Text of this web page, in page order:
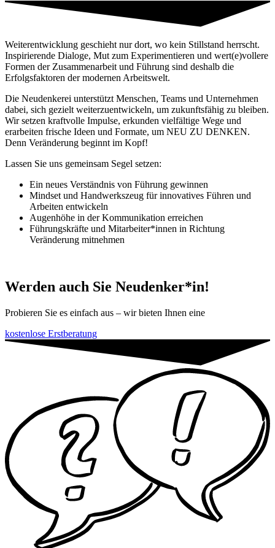
Weiterentwicklung geschieht nur dort, wo kein Stillstand herrscht.
Inspirierende Dialoge, Mut zum Experimentieren und wert(e)vollere
Formen der Zusammenarbeit und Führung sind deshalb die
Erfolgsfaktoren der modernen Arbeitswelt.
Die Neudenkerei unterstützt Menschen, Teams und Unternehmen
dabei, sich gezielt weiterzuentwickeln, um zukunftsfähig zu bleiben.
Wir setzen kraftvolle Impulse, erkunden vielfältige Wege und
erarbeiten frische Ideen und Formate, um NEU ZU DENKEN.
Denn Veränderung beginnt im Kopf!
Lassen Sie uns gemeinsam Segel setzen:
Ein neues Verständnis von Führung gewinnen
Mindset und Handwerkszeug für innovatives Führen und
Arbeiten entwickeln
Augenhöhe in der Kommunikation erreichen
Führungskräfte und Mitarbeiter*innen in Richtung
Veränderung mitnehmen
Werden auch Sie Neudenker*in!
Probieren Sie es einfach aus – wir bieten Ihnen eine
kostenlose Erstberatung